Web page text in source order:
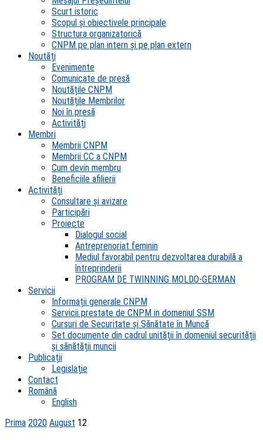
Scurt istoric
Scopul şi obiectivele principale
Structura organizatorică
CNPM pe plan intern şi pe plan extern
Noutăți
Evenimente
Comunicate de presă
Noutățile CNPM
Noutățile Membrilor
Noi în presă
Activități
Membri
Membrii CNPM
Membrii CC a CNPM
Cum devin membru
Beneficiile afilierii
Activități
Consultare și avizare
Participări
Proiecte
Dialogul social
Antreprenoriat feminin
Mediul favorabil pentru dezvoltarea durabilă a
întreprinderii
PROGRAM DE TWINNING MOLDO-GERMAN
Servicii
Informații generale CNPM
Servicii prestate de CNPM in domeniul SSM
Cursuri de Securitate și Sănătate în Muncă
Set documente din cadrul unității în domeniul securității
și sănătății muncii
Publicații
Legislație
Contact
Română
English
Prima 2020 August 12